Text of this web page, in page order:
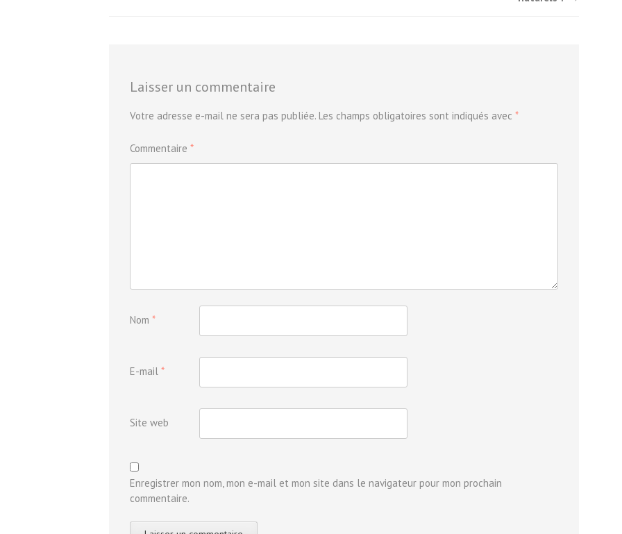
Laisser un commentaire
Votre adresse e-mail ne sera pas publiée. Les champs obligatoires sont indiqués avec *
Commentaire *
Nom *
E-mail *
Site web
Enregistrer mon nom, mon e-mail et mon site dans le navigateur pour mon prochain
commentaire.